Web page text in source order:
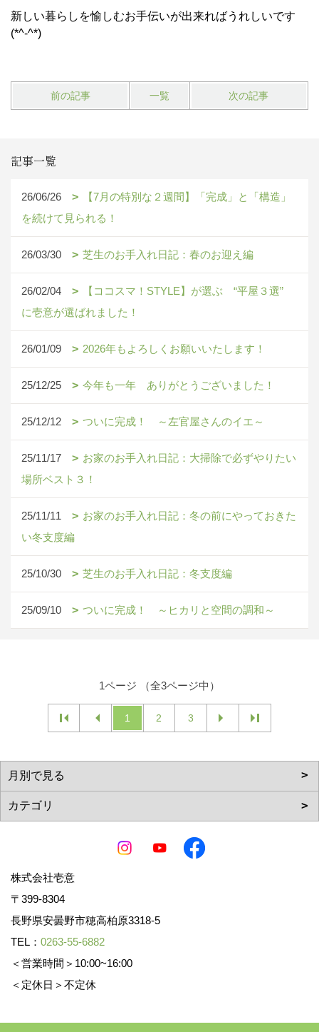
新しい暮らしを愉しむお手伝いが出来ればうれしいです
(*^-^*)
前の記事 一覧 次の記事
記事一覧
26/06/26
【7月の特別な２週間】「完成」と「構造」
を続けて見られる！
26/03/30 芝生のお手入れ日記：春のお迎え編
26/02/04
【ココスマ！STYLE】が選ぶ “平屋３選”
に壱意が選ばれました！
26/01/09 2026年もよろしくお願いいたします！
25/12/25 今年も一年 ありがとうございました！
25/12/12 ついに完成！ ～左官屋さんのイエ～
25/11/17
お家のお手入れ日記：大掃除で必ずやりたい
場所ベスト３！
25/11/11
お家のお手入れ日記：冬の前にやっておきた
い冬支度編
25/10/30 芝生のお手入れ日記：冬支度編
25/09/10 ついに完成！ ～ヒカリと空間の調和～
1ページ （全3ページ中）
1 2 3
株式会社壱意
〒399-8304
長野県安曇野市穂高柏原3318-5
TEL： 0263-55-6882
＜営業時間＞10:00~16:00
＜定休日＞不定休